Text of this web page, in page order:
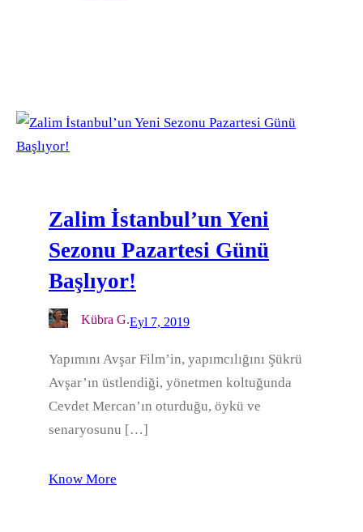
Zalim İstanbul’un Yeni
Sezonu Pazartesi Günü
Başlıyor!
Kübra G.Eyl 7, 2019
Yapımını Avşar Film’in, yapımcılığını Şükrü
Avşar’ın üstlendiği, yönetmen koltuğunda
Cevdet Mercan’ın oturduğu, öykü ve
senaryosunu […]
Know More